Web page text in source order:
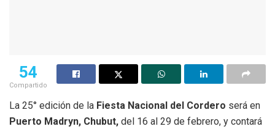
54
Compartido
La 25° edición de la Fiesta Nacional del Cordero será en
Puerto Madryn, Chubut, del 16 al 29 de febrero, y contará